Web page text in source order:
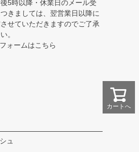
カートへ
5時以降・休業日のメール受
きましては、翌営業日以降に
せていただきますのでご了承
。
ォームはこちら
ュ